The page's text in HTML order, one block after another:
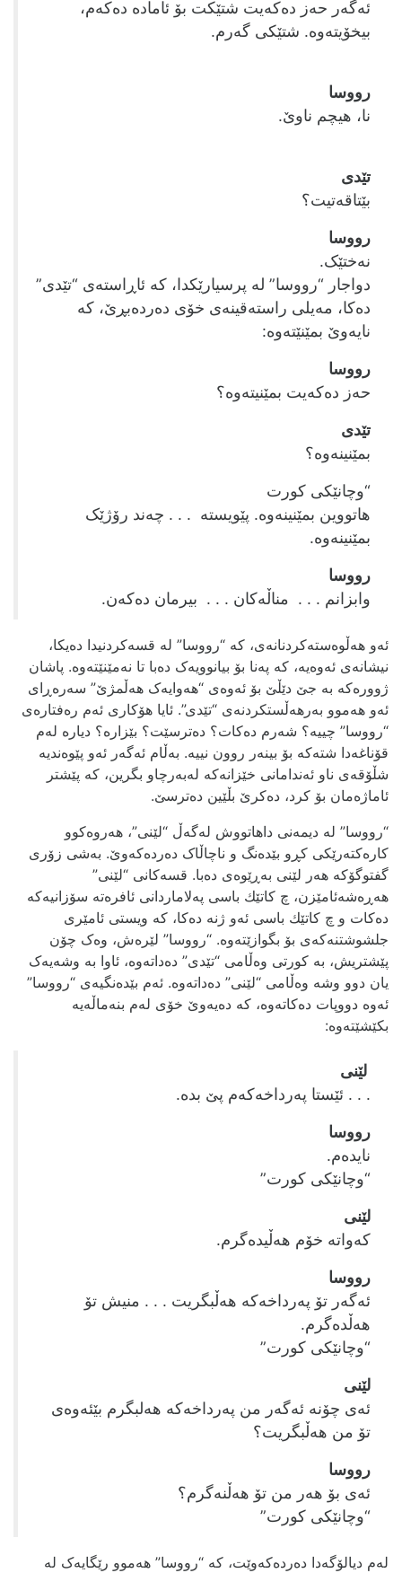
ئه‌گه‌ر حه‌ز ده‌که‌یت شتێکت بۆ ئاماده‌ ده‌که‌م،
بیخۆیته‌وه‌. شتێکی گه‌رم.
رووسا
نا، هیچم ناوێ.
تێدی
بێتاقه‌تیت؟
رووسا
نه‌ختێک.
دواجار “رووسا” له‌ پرسیارێکدا، که‌ ئاڕاسته‌ی “تێدی”
ده‌کا، مه‌یلی راسته‌قینه‌ی خۆی ده‌رده‌بڕێ، که‌
نایه‌وێ بمێنێته‌وه‌:
رووسا
حه‌ز ده‌که‌یت بمێنیته‌وه‌؟
تێدی
بمێنینه‌وه‌؟
“وچانێکی کورت
هاتووین بمێنینه‌وه‌. پێویسته‌ ‌ . . . چه‌ند رۆژێک
بمێنینه‌وه.
رووسا
وابزانم . . . مناڵه‌کان . . . بیرمان ده‌که‌ن.
ئه‌و هه‌ڵوه‌سته‌کردنانه‌ی، که‌ “رووسا” له‌ قسه‌کردنیدا ده‌یکا،
نیشانه‌ی ئه‌وه‌یه‌، که‌ په‌نا بۆ بیانوویه‌ک ده‌با تا نه‌مێنێته‌وه‌. پاشان
ژووره‌که‌ به‌ جێ دێڵێ بۆ ئه‌وه‌ی “هه‌وایه‌ک هه‌ڵمژێ” سه‌ره‌ڕای
ئه‌و هه‌موو به‌رهه‌ڵستکردنه‌ی “تێدی”. ئایا هۆکاری ئه‌م ره‌فتاره‌ی
“رووسا” چییه‌؟ شه‌رم ده‌کات؟ ده‌ترسێت؟ بێزاره‌؟ دیاره‌ له‌م
قۆناغه‌دا شته‌که‌ بۆ بینه‌ر روون نییه‌. به‌ڵام ئه‌گه‌ر ئه‌و پێوه‌ندیه
شڵۆقه‌ی ناو ئه‌ندامانی‌ خێزانه‌که‌ له‌به‌رچاو بگرین، که‌ پێشتر
ئاماژه‌مان بۆ کرد، ده‌کرێ بڵێین ده‌ترسێ.
“رووسا” له‌ دیمه‌نی داهاتووش له‌گه‌ڵ “لێنی”، هه‌روه‌کوو
کاره‌کته‌رێکی کڕو بێده‌نگ و ناچاڵاک ده‌رده‌که‌وێ. به‌شی زۆری
گفتوگۆکه‌ هه‌ر لێنی به‌ڕێوه‌ی ده‌با. قسه‌کانی “لێنی”
هه‌ڕه‌شه‌ئامێزن، چ ‌کاتێك باسی په‌لاماردانی ئافره‌ته‌ سۆزانیه‌که‌
ده‌کات و چ کاتێك باسی ئه‌و ژنه‌ ده‌کا، که‌ ویستی ئامێری
جلشوشتنه‌که‌ی بۆ بگوازێته‌وه‌. “رووسا” لێره‌ش، وه‌ک چۆن
پێشتریش، به‌ کورتی وه‌ڵامی “تێدی” ده‌داته‌وه‌، ئاوا به‌ وشه‌یه‌ک
یان دوو وشه‌ وه‌ڵامی “لێنی” ده‌داته‌وه. ئه‌م بێده‌نگیه‌ی “رووسا”
ئه‌وه‌ دووپات ده‌کاته‌وه‌، که‌ ده‌یه‌وێ خۆی له‌م بنه‌ماڵه‌یه‌
بکێشێته‌وه:
‌ لێنی
. . . ئێستا په‌رداخه‌که‌م پێ بده‌.
رووسا
نایده‌م.
“وچانێکی کورت”
لێنی
که‌واته‌ خۆم هه‌ڵیده‌گرم.
رووسا
ئه‌گه‌ر تۆ په‌رداخه‌که‌ هه‌ڵبگریت . . . منیش تۆ
هه‌ڵده‌گرم.
“وچانێکی کورت”
لێنی
ئه‌ی چۆنه‌ ئه‌گه‌ر من په‌رداخه‌که‌ هه‌لبگرم بێئه‌وه‌ی
تۆ من هه‌ڵبگریت؟
رووسا
ئه‌ی بۆ هه‌ر من تۆ هه‌ڵنه‌گرم؟
“وچانێکی کورت”
له‌م دیالۆگه‌دا‌ ده‌رده‌که‌وێت، که‌ “رووسا” هه‌موو رێگایه‌ک له‌